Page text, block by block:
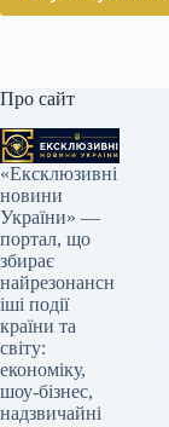
Про сайт
«Ексклюзивні
новини
України» —
портал, що
збирає
найрезонансн
іші події
країни та
світу:
економіку,
шоу-бізнес,
надзвичайні